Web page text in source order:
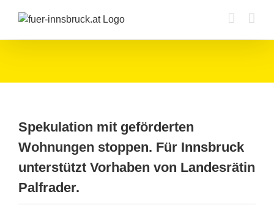
Inhalt
Spekulation mit geförderten
Wohnungen stoppen. Für Innsbruck
unterstützt Vorhaben von Landesrätin
Palfrader.